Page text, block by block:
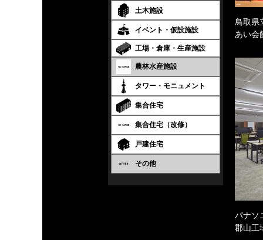
土木施設
イベント・仮設施設
工場・倉庫・生産施設
農林水産施設
タワー・モニュメント
集合住宅
集合住宅（改修）
戸建住宅
その他
鳥取県
あい会
パナソ
郡山工